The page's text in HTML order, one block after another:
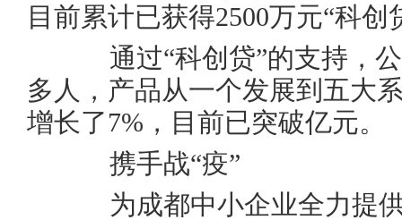
目前累计已获得2500万元“科创
通过“科创贷”的支持，公
多人，产品从一个发展到五大
增长了7%，目前已突破亿元。
携手战“疫”
为成都中小企业全力提